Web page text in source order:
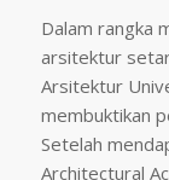
Dalam rangka
arsitektur
Arsitektur
membuktikan
Setelah
Architectural